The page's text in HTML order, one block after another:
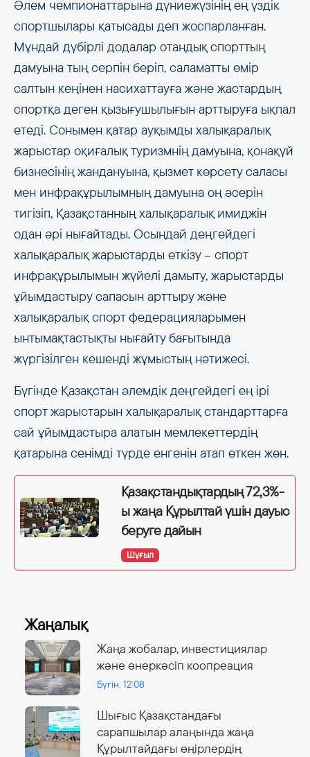
Әлем чемпионаттарына дүниежүзінің ең үздік
спортшылары қатысады деп жоспарланған.
Мұндай дүбірлі додалар отандық спорттың
дамуына тың серпін беріп, саламатты өмір
салтын кеңінен насихаттауға және жастардың
спортқа деген қызығушылығын арттыруға ықпал
етеді. Сонымен қатар ауқымды халықаралық
жарыстар оқиғалық туризмнің дамуына, қонақүй
бизнесінің жандануына, қызмет көрсету саласы
мен инфрақұрылымның дамуына оң әсерін
тигізіп, Қазақстанның халықаралық имиджін
одан әрі нығайтады. Осындай деңгейдегі
халықаралық жарыстарды өткізу – спорт
инфрақұрылымын жүйелі дамыту, жарыстарды
ұйымдастыру сапасын арттыру және
халықаралық спорт федерацияларымен
ынтымақтастықты нығайту бағытында
жүргізілген кешенді жұмыстың нәтижесі.
Бүгінде Қазақстан әлемдік деңгейдегі ең ірі
спорт жарыстарын халықаралық стандарттарға
сай ұйымдастыра алатын мемлекеттердің
қатарына сенімді түрде енгенін атап өткен жөн.
Қазақстандықтардың 72,3%-
ы жаңа Құрылтай үшін дауыс
беруге дайын
Шұғыл
Жаңалық
Жаңа жобалар, инвестициялар
және өнеркәсіп коопреация
Бүгін, 12:08
Шығыс Қазақстандағы
сарапшылар алаңында жаңа
Құрылтайдағы өңірлердің